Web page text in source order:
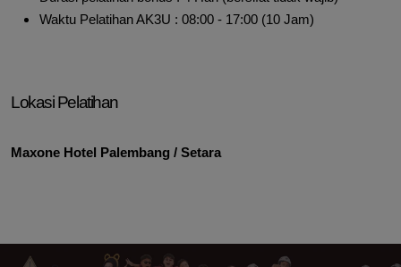
Waktu Pelatihan AK3U : 08:00 - 17:00 (10 Jam)
Lokasi Pelatihan
Maxone Hotel Palembang / Setara